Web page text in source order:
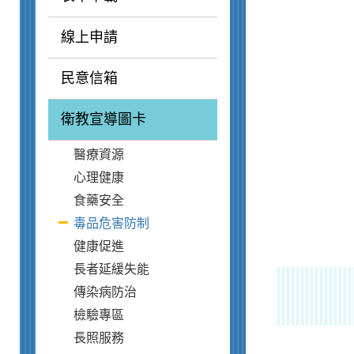
線上申請
民意信箱
衛教宣導圖卡
醫療資源
心理健康
食藥安全
毒品危害防制
健康促進
長者延緩失能
傳染病防治
檢驗專區
長照服務